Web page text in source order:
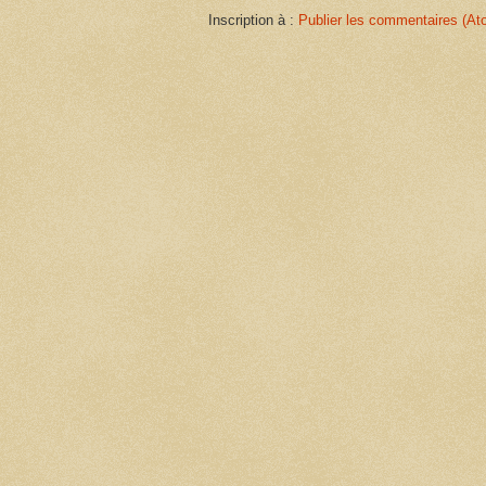
Inscription à : Publier les commentaires